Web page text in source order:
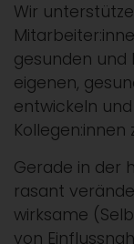
Wir
gesunden und
eigenen,
entwickeln
Kollegen:innen
Gerade in der
rasant
wirksame
von